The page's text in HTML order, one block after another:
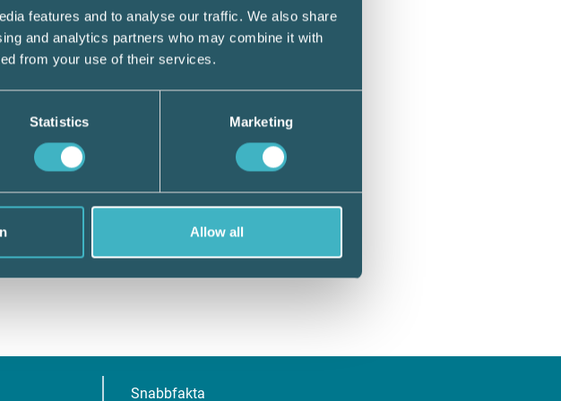
features and to analyse our traffic. We also share
and analytics partners who may combine it with
from your use of their services.
Statistics Marketing
Allow all
Snabbfakta